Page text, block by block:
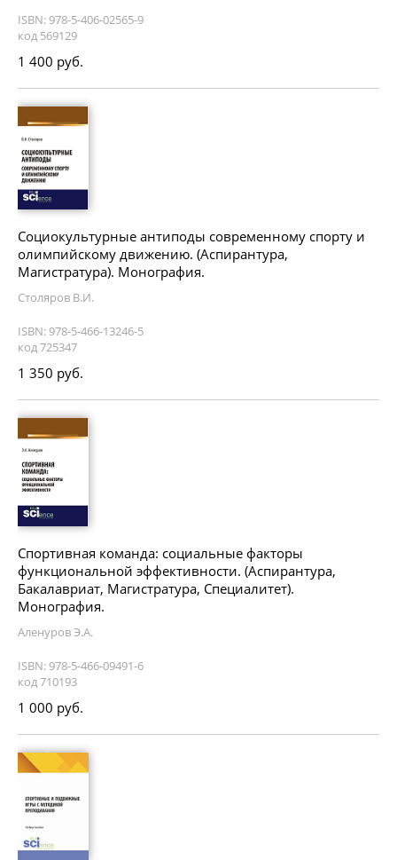
ISBN: 978-5-406-02565-9
код 569129
1 400 руб.
Социокультурные антиподы современному спорту и
олимпийскому движению. (Аспирантура,
Магистратура). Монография.
Столяров В.И.
ISBN: 978-5-466-13246-5
код 725347
1 350 руб.
Спортивная команда: социальные факторы
функциональной эффективности. (Аспирантура,
Бакалавриат, Магистратура, Специалитет).
Монография.
Аленуров Э.А.
ISBN: 978-5-466-09491-6
код 710193
1 000 руб.